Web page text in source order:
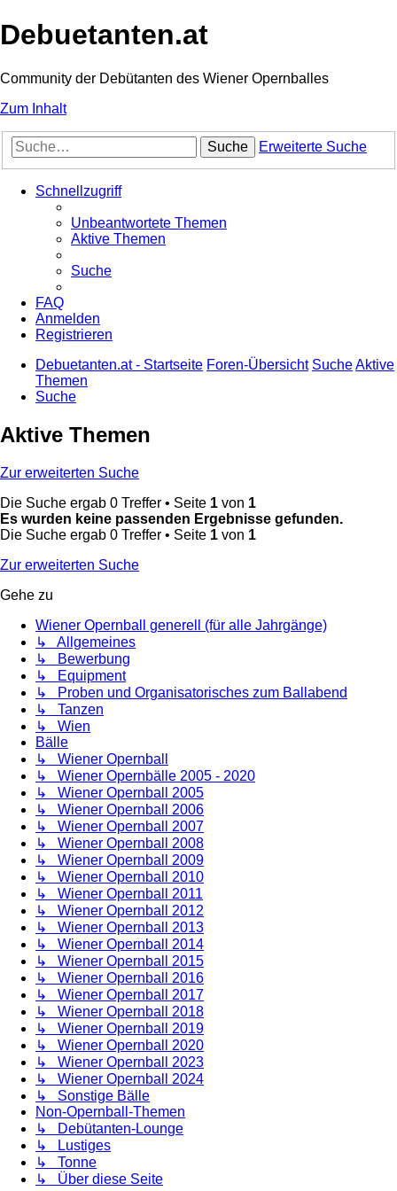
Debuetanten.at
Community der Debütanten des Wiener Opernballes
Zum Inhalt
Suche Erweiterte Suche
Schnellzugriff
Unbeantwortete Themen
Aktive Themen
Suche
FAQ
Anmelden
Registrieren
Debuetanten.at - Startseite Foren-Übersicht SucheAktive
Themen
Suche
Aktive Themen
Zur erweiterten Suche
Die Suche ergab 0 Treffer • Seite 1 von 1
Es wurden keine passenden Ergebnisse gefunden.
Die Suche ergab 0 Treffer • Seite 1 von 1
Zur erweiterten Suche
Gehe zu
Wiener Opernball generell (für alle Jahrgänge)
↳ Allgemeines
↳ Bewerbung
↳ Equipment
↳ Proben und Organisatorisches zum Ballabend
↳ Tanzen
↳ Wien
Bälle
↳ Wiener Opernball
↳ Wiener Opernbälle 2005 - 2020
↳ Wiener Opernball 2005
↳ Wiener Opernball 2006
↳ Wiener Opernball 2007
↳ Wiener Opernball 2008
↳ Wiener Opernball 2009
↳ Wiener Opernball 2010
↳ Wiener Opernball 2011
↳ Wiener Opernball 2012
↳ Wiener Opernball 2013
↳ Wiener Opernball 2014
↳ Wiener Opernball 2015
↳ Wiener Opernball 2016
↳ Wiener Opernball 2017
↳ Wiener Opernball 2018
↳ Wiener Opernball 2019
↳ Wiener Opernball 2020
↳ Wiener Opernball 2023
↳ Wiener Opernball 2024
↳ Sonstige Bälle
Non-Opernball-Themen
↳ Debütanten-Lounge
↳ Lustiges
↳ Tonne
↳ Über diese Seite